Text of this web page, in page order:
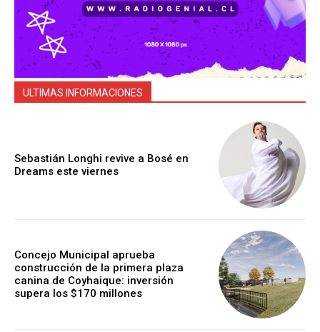
ULTIMAS INFORMACIONES
Sebastián Longhi revive a Bosé en
Dreams este viernes
Concejo Municipal aprueba
construcción de la primera plaza
canina de Coyhaique: inversión
supera los $170 millones